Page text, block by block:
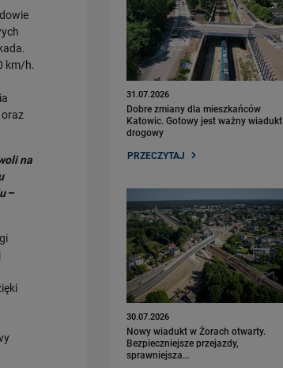
km/h.
oraz
na
–
31.07.2026
Dobre zmiany dla mieszkańców
Katowic. Gotowy jest ważny wiadukt
drogowy
PRZECZYTAJ
30.07.2026
Nowy wiadukt w Żorach otwarty.
Bezpieczniejsze przejazdy,
sprawniejsza…